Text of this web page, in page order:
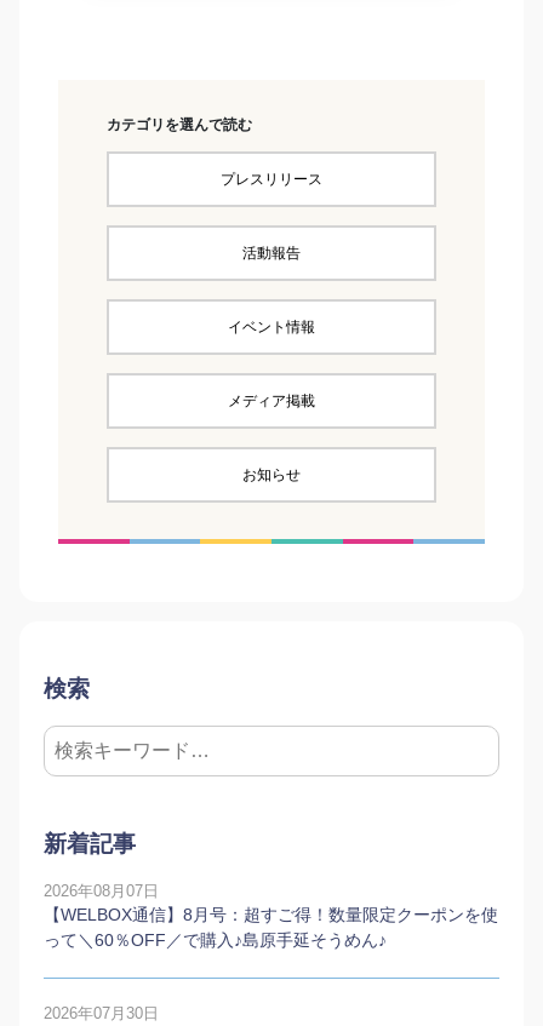
カテゴリを選んで読む
プレスリリース
活動報告
イベント情報
メディア掲載
お知らせ
検索
新着記事
2026年08月07日
【WELBOX通信】8月号：超すご得！数量限定クーポンを使
って＼60％OFF／で購入♪島原手延そうめん♪
2026年07月30日